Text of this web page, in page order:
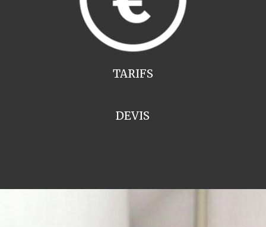
TARIFS
DEVIS